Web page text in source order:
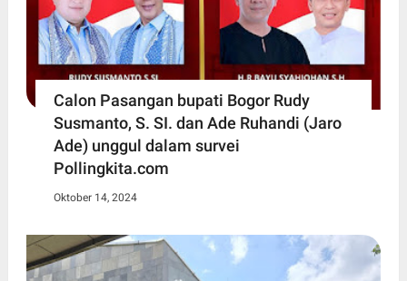
Calon Pasangan bupati Bogor Rudy
Susmanto, S. SI. dan Ade Ruhandi (Jaro
Ade) unggul dalam survei
Pollingkita.com
Oktober 14, 2024